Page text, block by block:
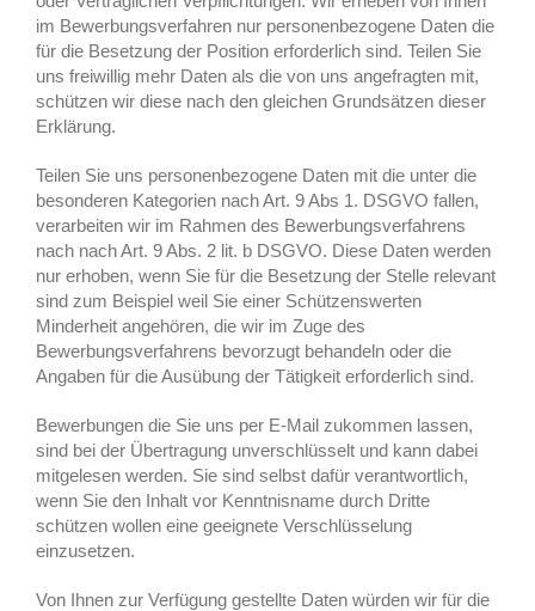
im Bewerbungsverfahren nur personenbezogene Daten die
für die Besetzung der Position erforderlich sind. Teilen Sie
uns freiwillig mehr Daten als die von uns angefragten mit,
schützen wir diese nach den gleichen Grundsätzen dieser
Erklärung.
Teilen Sie uns personenbezogene Daten mit die unter die
besonderen Kategorien nach Art. 9 Abs 1. DSGVO fallen,
verarbeiten wir im Rahmen des Bewerbungsverfahrens
nach nach Art. 9 Abs. 2 lit. b DSGVO. Diese Daten werden
nur erhoben, wenn Sie für die Besetzung der Stelle relevant
sind zum Beispiel weil Sie einer Schützenswerten
Minderheit angehören, die wir im Zuge des
Bewerbungsverfahrens bevorzugt behandeln oder die
Angaben für die Ausübung der Tätigkeit erforderlich sind.
Bewerbungen die Sie uns per E-Mail zukommen lassen,
sind bei der Übertragung unverschlüsselt und kann dabei
mitgelesen werden. Sie sind selbst dafür verantwortlich,
wenn Sie den Inhalt vor Kenntnisname durch Dritte
schützen wollen eine geeignete Verschlüsselung
einzusetzen.
Von Ihnen zur Verfügung gestellte Daten würden wir für die